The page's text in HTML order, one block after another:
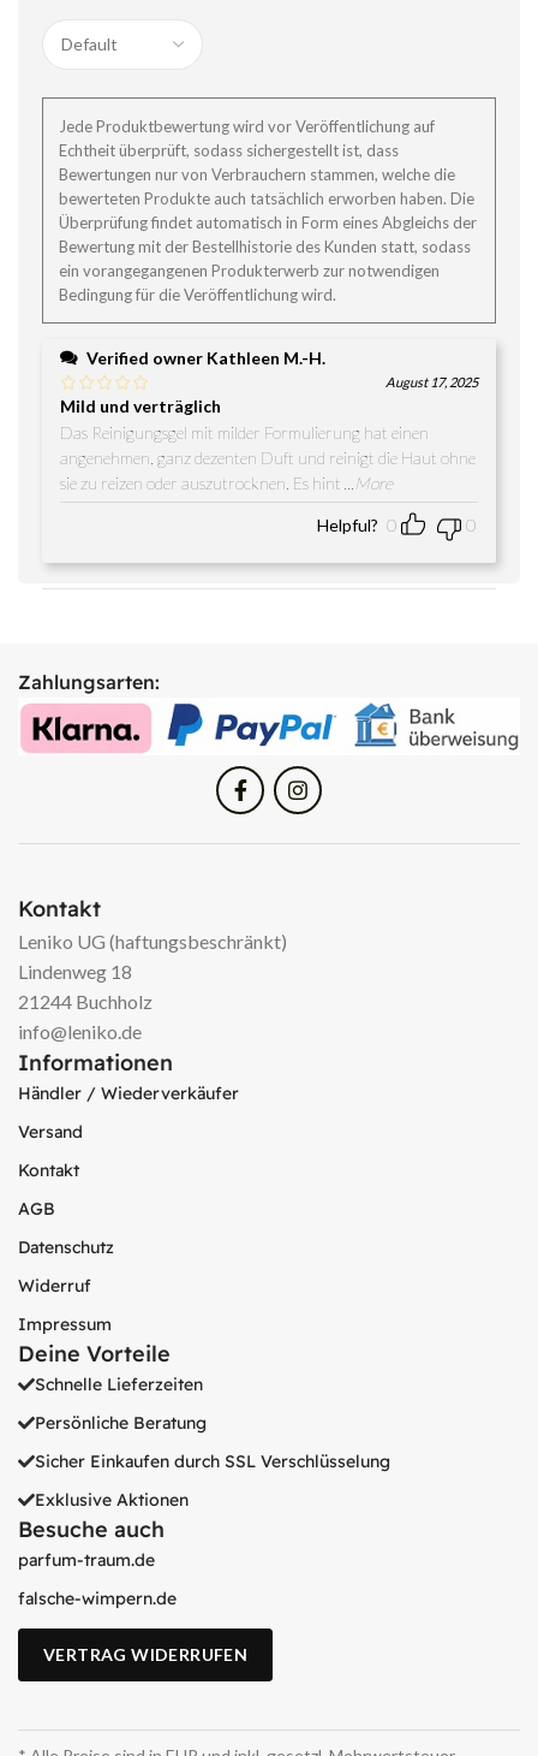
Jede Produktbewertung wird vor Veröffentlichung auf
Echtheit überprüft, sodass sichergestellt ist, dass
Bewertungen nur von Verbrauchern stammen, welche die
bewerteten Produkte auch tatsächlich erworben haben. Die
Überprüfung findet automatisch in Form eines Abgleichs der
Bewertung mit der Bestellhistorie des Kunden statt, sodass
ein vorangegangenen Produkterwerb zur notwendigen
Bedingung für die Veröffentlichung wird.
Verified owner Kathleen M.-H.
August 17, 2025
Mild und verträglich
Das Reinigungsgel mit milder Formulierung hat einen
angenehmen, ganz dezenten Duft und reinigt die Haut ohne
sie zu reizen oder auszutrocknen. Es hint
...More
Helpful? 0 0
Zahlungsarten:
Kontakt
Leniko UG (haftungsbeschränkt)
Lindenweg 18
21244 Buchholz
info@leniko.de
Informationen
Händler / Wiederverkäufer
Versand
Kontakt
AGB
Datenschutz
Widerruf
Impressum
Deine Vorteile
Schnelle Lieferzeiten
Persönliche Beratung
Sicher Einkaufen durch SSL Verschlüsselung
Exklusive Aktionen
Besuche auch
parfum-traum.de
falsche-wimpern.de
VERTRAG WIDERRUFEN